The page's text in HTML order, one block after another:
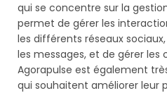
qui se concentre sur la
permet de gérer les
les différents réseaux
les messages, et de gérer les
Agorapulse est également
qui souhaitent améliorer leur